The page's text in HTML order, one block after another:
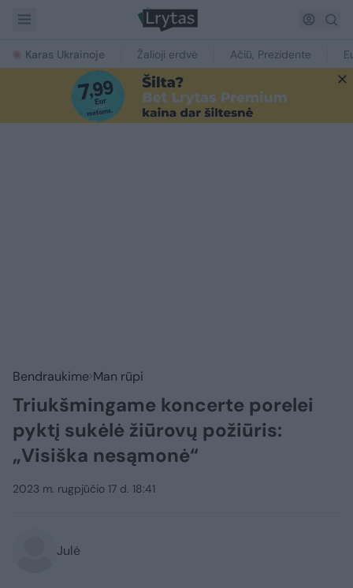
Karas Ukrainoje Žalioji erdvė Ačiū, Prezidente
Bendraukime Man rūpi
Triukšmingame koncerte porelei
pyktį sukėlė žiūrovų požiūris:
„Visiška nesąmonė“
2023 m. rugpjūčio 17 d. 18:41
Julė